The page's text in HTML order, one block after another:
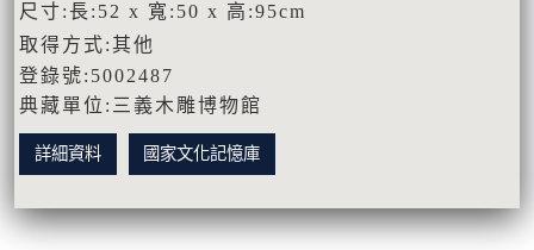
尺寸:長:52 x 寬:50 x 高:95cm
取得方式:其他
登錄號:5002487
典藏單位:三義木雕博物館
詳細資料 國家文化記憶庫